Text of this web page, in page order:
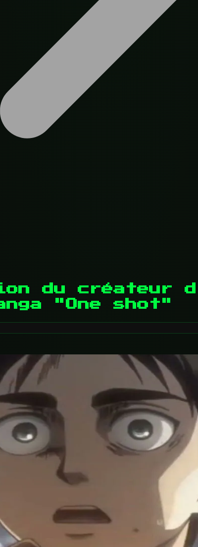
du créateur
"One shot"